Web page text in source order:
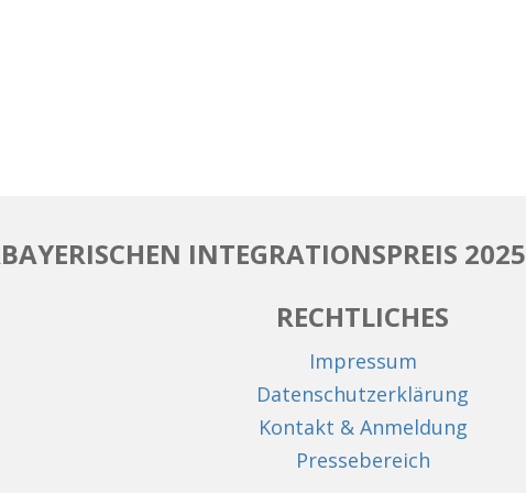
INTEGRATIONSPREIS 2025
RECHTLICHES
Impressum
Datenschutzerklärung
Kontakt & Anmeldung
Pressebereich